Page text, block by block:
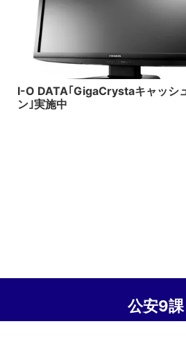
I-O DATA｢GigaCrystaキャッシ
ン｣実施中
公安9課